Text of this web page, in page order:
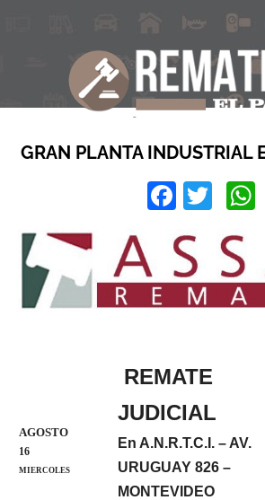
GRAN PLANTA INDUSTRIAL
AGOSTO
16
MIERCOLES
REMATE
JUDICIAL
En A.N.R.T.C.I. – AV.
URUGUAY 826 –
MONTEVIDEO